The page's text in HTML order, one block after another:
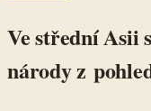
Ve střední Asii
národy z